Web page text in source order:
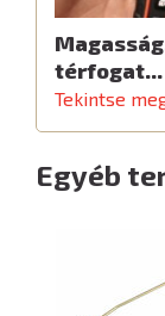
Tekintse
Egyéb